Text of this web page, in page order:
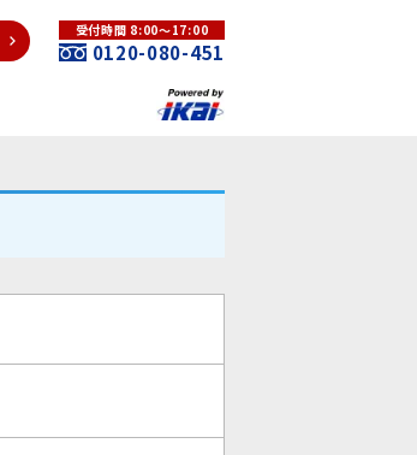
受付時間 8:00～17:00
0120-080-451